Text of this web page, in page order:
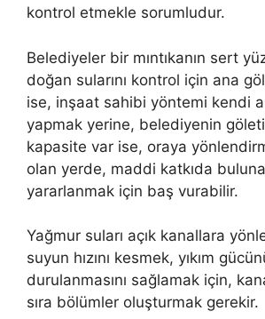
kontrol etmekle sorumludur.
Belediyeler bir mıntıkanın sert
doğan sularını kontrol için ana
ise, inşaat sahibi yöntemi kendi
yapmak yerine, belediyenin
kapasite var ise, oraya
olan yerde, maddi katkıda
yararlanmak için baş vurabilir.
Yağmur suları açık kanallara
suyun hızını kesmek, yıkım
durulanmasını sağlamak için,
sıra bölümler oluşturmak gerekir.